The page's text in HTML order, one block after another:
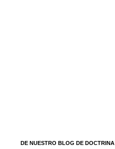
DE NUESTRO BLOG DE DOCTRINA